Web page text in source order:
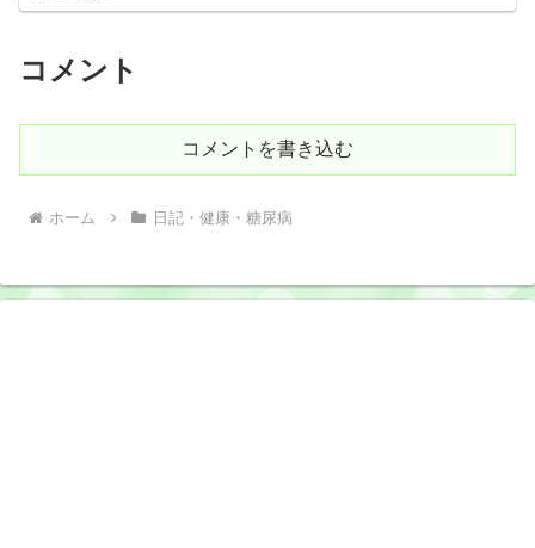
コメント
コメントを書き込む
ホーム 日記・健康・糖尿病